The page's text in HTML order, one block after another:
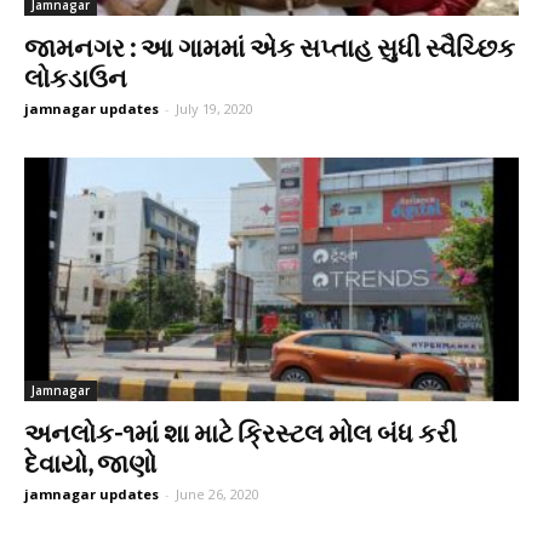
Jamnagar
જામનગર : આ ગામમાં એક સપ્તાહ સુધી સ્વૈચ્છિક
લોકડાઉન
jamnagar updates - July 19, 2020
Jamnagar
અનલોક-૧માં શા માટે ક્રિસ્ટલ મોલ બંધ કરી
દેવાયો, જાણો
jamnagar updates - June 26, 2020